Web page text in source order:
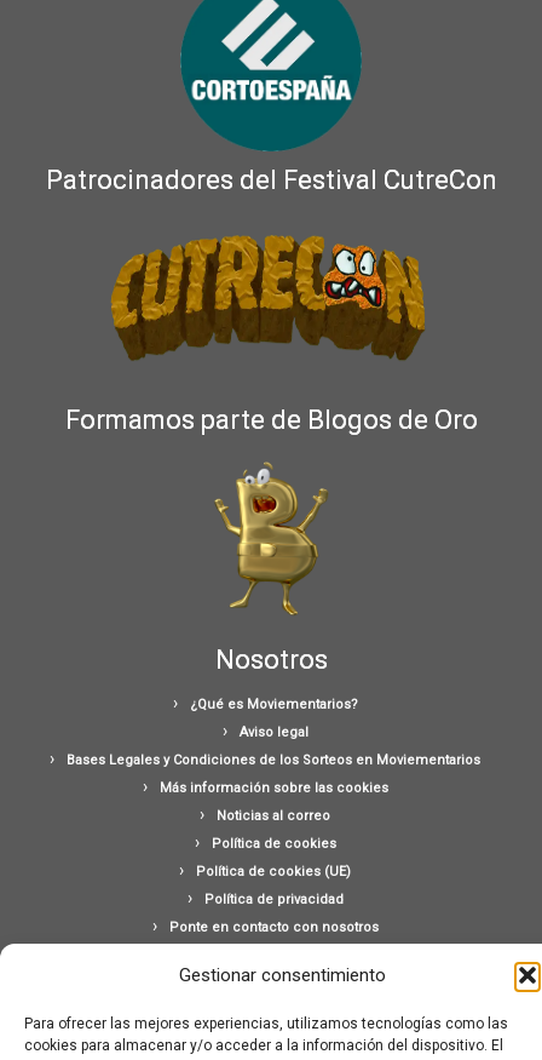
Gestionar consentimiento
Para ofrecer las mejores experiencias, utilizamos tecnologías como las
cookies para almacenar y/o acceder a la información del dispositivo. El
Patrocinadores del Festival CutreCon
Formamos parte de Blogos de Oro
Nosotros
¿Qué es Moviementarios?
Aviso legal
Bases Legales y Condiciones de los Sorteos en Moviementarios
Más información sobre las cookies
Noticias al correo
Política de cookies
Política de cookies (UE)
Política de privacidad
Ponte en contacto con nosotros